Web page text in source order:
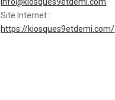
Site Internet :
https://kiosques9etdemi.com/